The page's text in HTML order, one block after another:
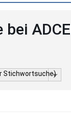
Stichwortsuche)